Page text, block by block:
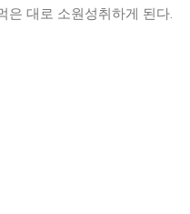
은 대로 소원성취하게 된다.